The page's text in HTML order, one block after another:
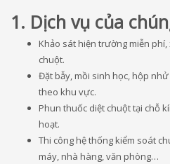
1. Dịch vụ của
Khảo sát hiện trường miễn
chuột.
Đặt bẫy, mồi sinh học, hộp
theo khu vực.
Phun thuốc diệt chuột tại chỗ
hoạt.
Thi công hệ thống kiểm soát
máy, nhà hàng, văn phòng…